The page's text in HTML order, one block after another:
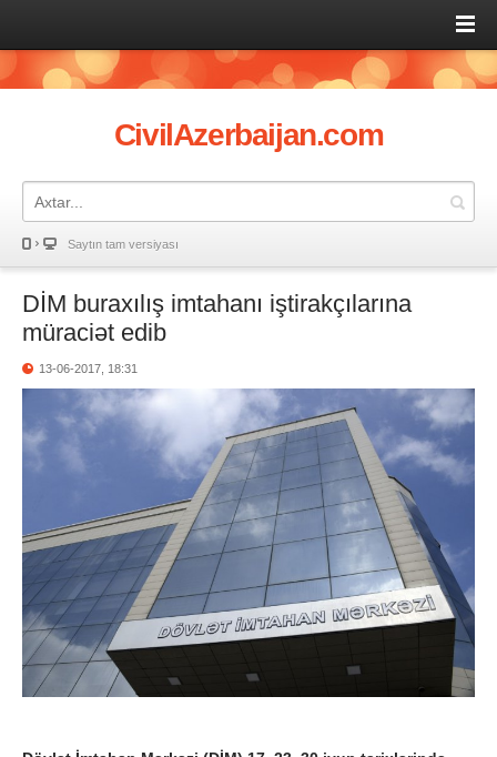
CivilAzerbaijan.com
Saytın tam versiyası
DİM buraxılış imtahanı iştirakçılarına
müraciət edib
13-06-2017, 18:31